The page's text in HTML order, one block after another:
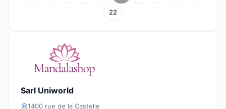
22
Sarl Uniworld
1400 rue de la Castelle